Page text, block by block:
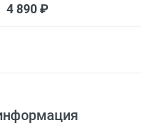
4 890 ₽